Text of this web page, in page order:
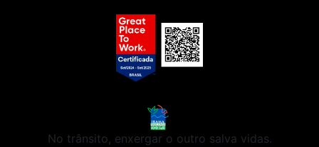
No trânsito, enxergar o outro salva vidas.